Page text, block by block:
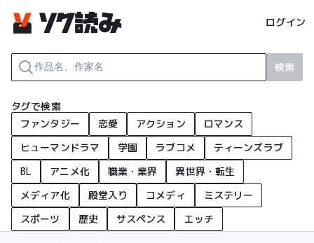
ログイン
検索
タグで検索
ファンタジー
恋愛 アクション
ロマンス
ヒューマンドラマ
学園 ラブコメ
ティーンズラブ
BL
アニメ化 職業・業界
異世界・転生
メディア化
殿堂入り コメディ
ミステリー
スポーツ
歴史 サスペンス エッチ